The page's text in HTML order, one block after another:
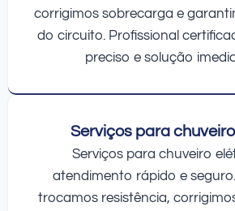
corrigimos sobrecarga e
do circuito. Profissional
preciso e solução
Serviços para
Serviços para chuveiro
atendimento rápido e
trocamos resistência,